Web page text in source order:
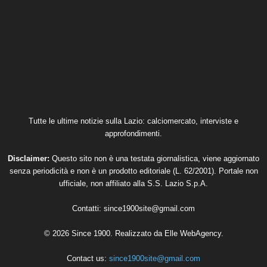
Tutte le ultime notizie sulla Lazio: calciomercato, interviste e
approfondimenti.
Disclaimer: Questo sito non è una testata giornalistica, viene aggiornato
senza periodicità e non è un prodotto editoriale (L. 62/2001). Portale non
ufficiale, non affiliato alla S.S. Lazio S.p.A.
Contatti: since1900site@gmail.com
© 2026 Since 1900. Realizzato da Elle WebAgency.
Contact us: since1900site@gmail.com